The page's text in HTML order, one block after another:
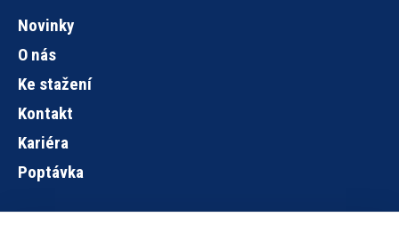
Novinky
O nás
Ke stažení
Kontakt
Kariéra
Poptávka